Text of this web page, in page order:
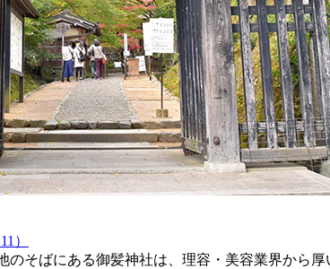
のそばにある御髪神社は、理容・美容業界から厚